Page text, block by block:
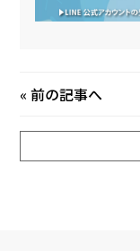
«前の記事へ